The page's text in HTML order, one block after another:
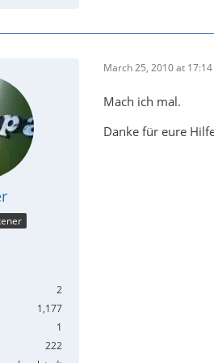
2
1,177
1
222
March 25, 2010 at 17:14
Mach ich mal.
Danke für eure